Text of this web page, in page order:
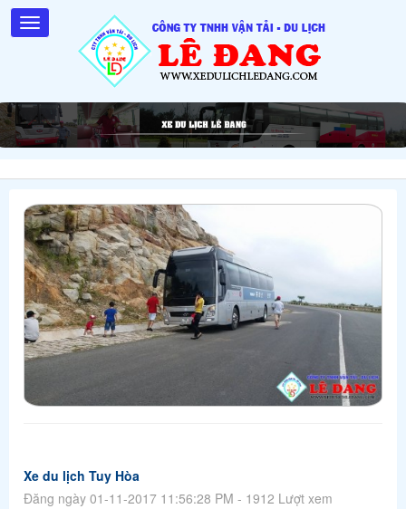
Xe du lịch Tuy Hòa
Đăng ngày 01-11-2017 11:56:28 PM - 1912 Lượt xem